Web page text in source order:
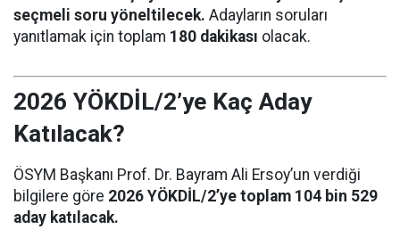
seçmeli soru yöneltilecek. Adayların soruları
yanıtlamak için toplam 180 dakikası olacak.
2026 YÖKDİL/2’ye Kaç Aday
Katılacak?
ÖSYM Başkanı Prof. Dr. Bayram Ali Ersoy’un verdiği
bilgilere göre 2026 YÖKDİL/2’ye toplam 104 bin 529
aday katılacak.